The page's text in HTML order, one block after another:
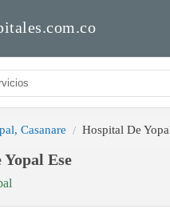
Casanare Hospital De
Ese